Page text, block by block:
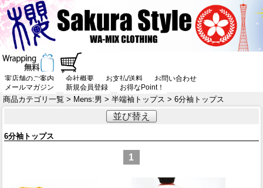
実店舗のご案内 会社概要 お支払/送料
お問い合わせ
メールマガジン
新規会員登録 お得なPoint！
商品カテゴリ一覧 > Mens:男 > 半端袖トップス > 6分袖トップス
並び替え
6分袖トップス
1